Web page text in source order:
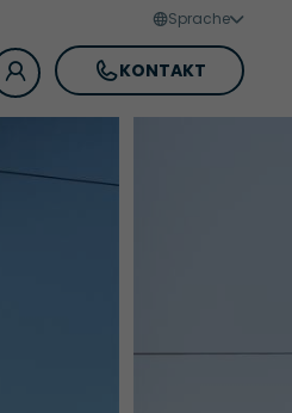
Sprache
KONTAKT